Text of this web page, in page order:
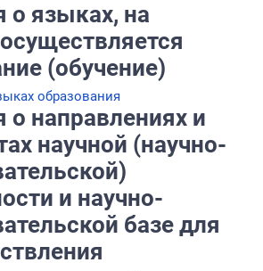
о языках, на
(обучение)
образования
о направлениях и
научной (научно-
и научно-
базе для